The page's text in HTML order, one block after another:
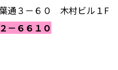
通３－６０ 木村ビル１F
－６６１０